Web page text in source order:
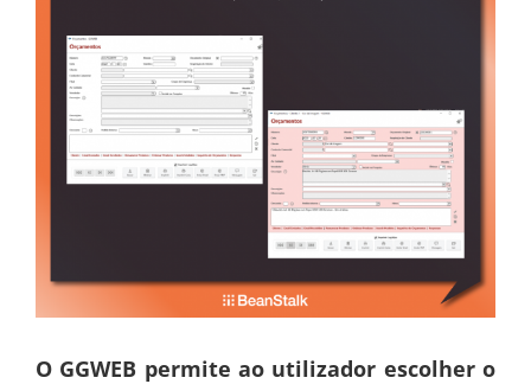
O GGWEB permite ao utilizador escolher o